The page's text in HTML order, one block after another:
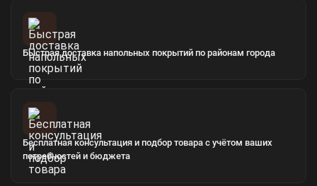
Быстрая доставка напольных покрытий по районам города
Бесплатная консультация и подбор товара с учётом ваших
потребностей и бюджета